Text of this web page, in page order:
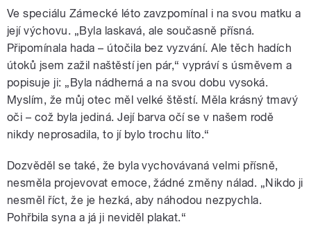
Ve speciálu Zámecké léto zavzpomínal i na svou matku a
její výchovu. „Byla laskavá, ale současně přísná.
Připomínala hada – útočila bez vyzvání. Ale těch hadích
útoků jsem zažil naštěstí jen pár,“ vypráví s úsměvem a
popisuje ji: „Byla nádherná a na svou dobu vysoká.
Myslím, že můj otec měl velké štěstí. Měla krásný tmavý
oči – což byla jediná. Její barva očí se v našem rodě
nikdy neprosadila, to jí bylo trochu líto.“
Dozvěděl se také, že byla vychovávaná velmi přísně,
nesměla projevovat emoce, žádné změny nálad. „Nikdo ji
nesměl říct, že je hezká, aby náhodou nezpychla.
Pohřbila syna a já ji neviděl plakat.“